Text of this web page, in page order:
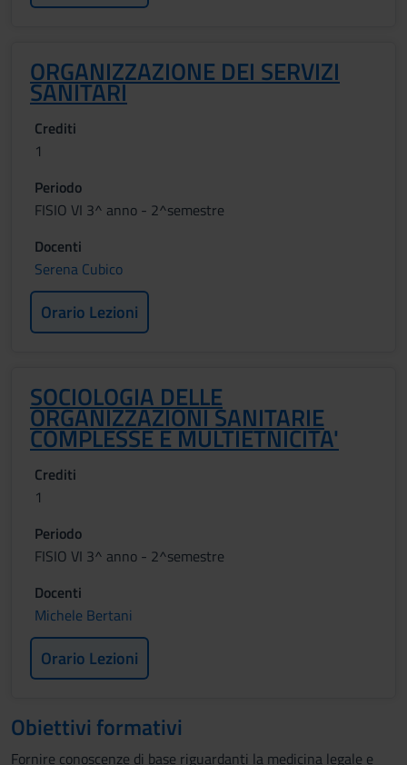
ORGANIZZAZIONE DEI SERVIZI
SANITARI
Crediti
1
Periodo
FISIO VI 3^ anno - 2^semestre
Docenti
Serena Cubico
Orario Lezioni
SOCIOLOGIA DELLE
ORGANIZZAZIONI SANITARIE
COMPLESSE E MULTIETNICITA'
Crediti
1
Periodo
FISIO VI 3^ anno - 2^semestre
Docenti
Michele Bertani
Orario Lezioni
Obiettivi formativi
Fornire conoscenze di base riguardanti la medicina legale e